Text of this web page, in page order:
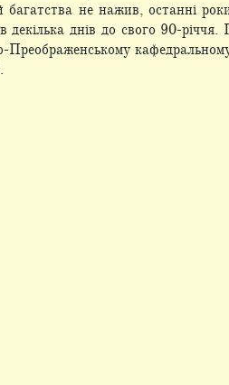
не нажив, останні
днів до свого 90-
Преображенському